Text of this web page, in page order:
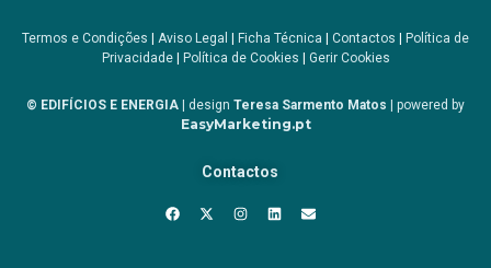
Termos e Condições Aviso Legal Ficha Técnica Contactos
Política de
Privacidade| Política de Cookies Gerir Cookies
© EDIFÍCIOS E ENERGIA | design Teresa Sarmento Matos | powered by
EasyMarketing.pt
Contactos